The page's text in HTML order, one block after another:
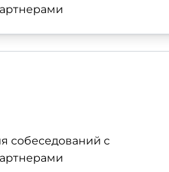
собеседований с